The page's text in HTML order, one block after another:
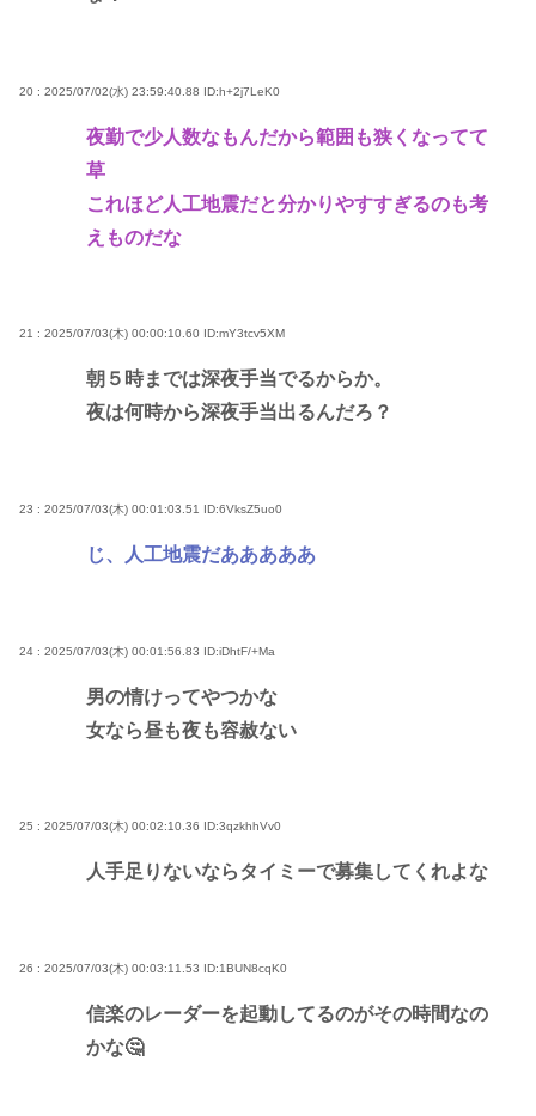
20 : 2025/07/02(水) 23:59:40.88 ID:h+2j7LeK0
夜勤で少人数なもんだから範囲も狭くなってて
草
これほど人工地震だと分かりやすすぎるのも考
えものだな
21 : 2025/07/03(木) 00:00:10.60 ID:mY3tcv5XM
朝５時までは深夜手当でるからか。
夜は何時から深夜手当出るんだろ？
23 : 2025/07/03(木) 00:01:03.51 ID:6VksZ5uo0
じ、人工地震だあああああ
24 : 2025/07/03(木) 00:01:56.83 ID:iDhtF/+Ma
男の情けってやつかな
女なら昼も夜も容赦ない
25 : 2025/07/03(木) 00:02:10.36 ID:3qzkhhVv0
人手足りないならタイミーで募集してくれよな
26 : 2025/07/03(木) 00:03:11.53 ID:1BUN8cqK0
信楽のレーダーを起動してるのがその時間なの
かな🤔